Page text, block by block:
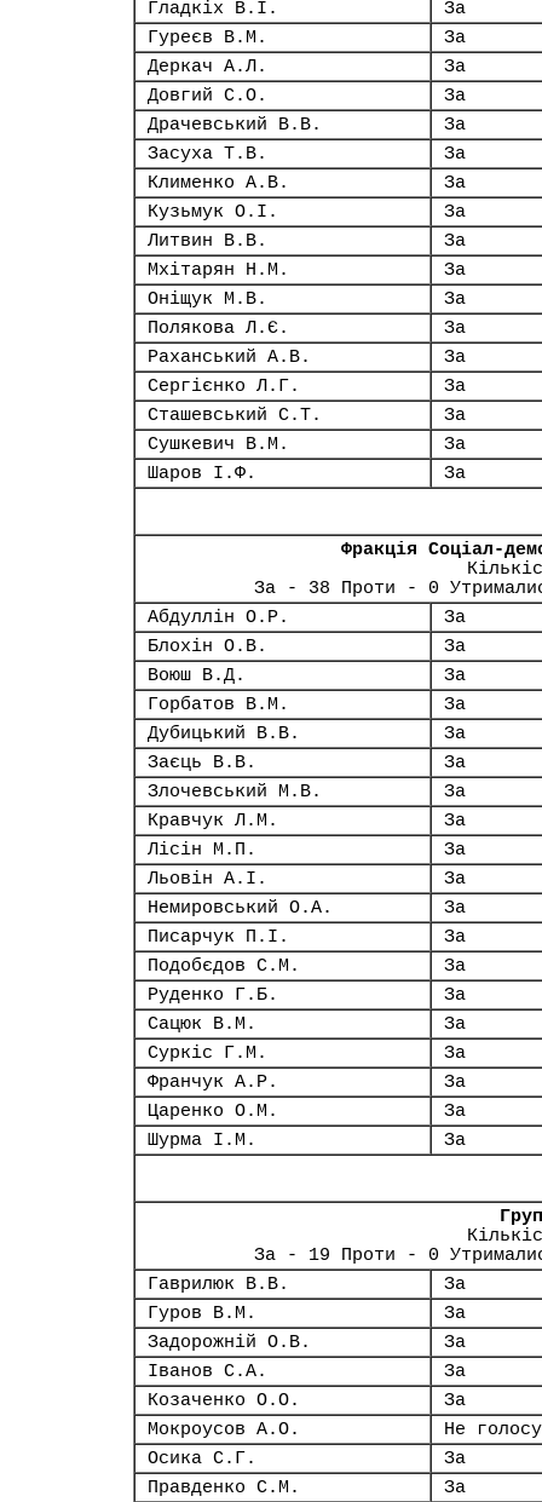
Гладкіх В.І.
За
Гуреєв В.М.
За
Деркач А.Л.
За
Довгий С.О.
За
Драчевський В.В.
За
Засуха Т.В.
За
Клименко А.В.
За
Кузьмук О.І.
За
Литвин В.В.
За
Мхітарян Н.М.
За
Оніщук М.В.
За
Полякова Л.Є.
За
Раханський А.В.
За
Сергієнко Л.Г.
За
Сташевський С.Т.
За
Сушкевич В.М.
За
Шаров І.Ф.
За
Фракція Соціал-
За - 38 Проти - 0
Абдуллін О.Р.
За
Блохін О.В.
За
Воюш В.Д.
За
Горбатов В.М.
За
Дубицький В.В.
За
Заєць В.В.
За
Злочевський М.В.
За
Кравчук Л.М.
За
Лісін М.П.
За
Льовін А.І.
За
Немировський О.А.
За
Писарчук П.І.
За
Подобєдов С.М.
За
Руденко Г.Б.
За
Сацюк В.М.
За
Суркіс Г.М.
За
Франчук А.Р.
За
Царенко О.М.
За
Шурма І.М.
За
За - 19 Проти - 0
Гаврилюк В.В.
За
Гуров В.М.
За
Задорожній О.В.
За
Іванов С.А.
За
Козаченко О.О.
За
Мокроусов А.О.
Не
Осика С.Г.
За
Правденко С.М.
За